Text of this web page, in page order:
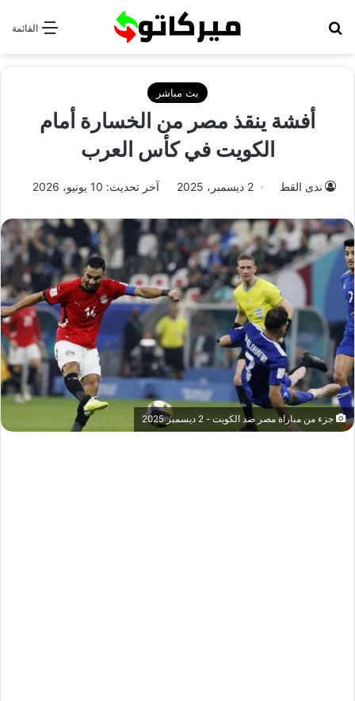
القائمة
بث مباشر
أفشة ينقذ مصر من الخسارة أمام
الكويت في كأس العرب
ندى القط 2 ديسمبر، 2025 آخر تحديث: 10 يونيو، 2026
جزء من مباراة مصر ضد الكويت - 2 ديسمبر 2025